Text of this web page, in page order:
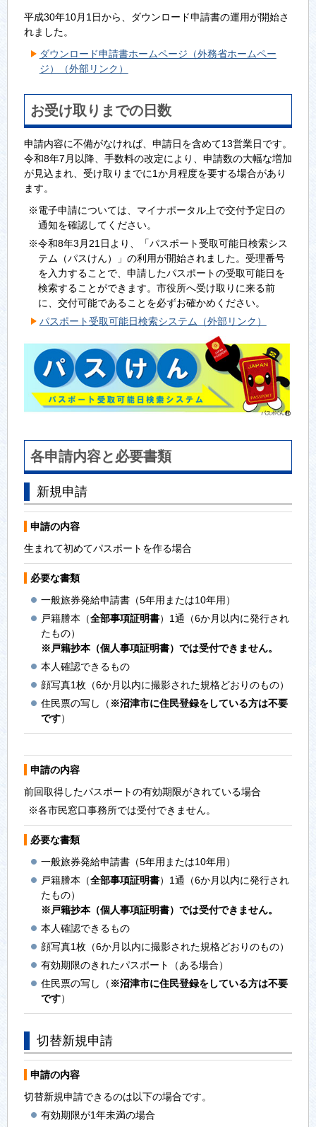
平成30年10月1日から、ダウンロード申請書の運用が開始さ
れました。
ダウンロード申請書ホームページ（外務省ホームペー
ジ）（外部リンク）
お受け取りまでの日数
申請内容に不備がなければ、申請日を含めて13営業日です。
令和8年7月以降、手数料の改定により、申請数の大幅な増加
が見込まれ、受け取りまでに1か月程度を要する場合があり
ます。
※電子申請については、マイナポータル上で交付予定日の
通知を確認してください。
※令和8年3月21日より、「パスポート受取可能日検索シス
テム（パスけん）」の利用が開始されました。受理番号
を入力することで、申請したパスポートの受取可能日を
検索することができます。市役所へ受け取りに来る前
に、交付可能であることを必ずお確かめください。
パスポート受取可能日検索システム（外部リンク）
各申請内容と必要書類
新規申請
申請の内容
生まれて初めてパスポートを作る場合
必要な書類
一般旅券発給申請書（5年用または10年用）
戸籍謄本（全部事項証明書）1通（6か月以内に発行され
たもの）
※戸籍抄本（個人事項証明書）では受付できません。
本人確認できるもの
顔写真1枚（6か月以内に撮影された規格どおりのもの）
住民票の写し（ ※沼津市に住民登録をしている方は不要
です）
申請の内容
前回取得したパスポートの有効期限がきれている場合
※各市民窓口事務所では受付できません。
必要な書類
一般旅券発給申請書（5年用または10年用）
戸籍謄本（全部事項証明書）1通（6か月以内に発行され
たもの）
※戸籍抄本（個人事項証明書）では受付できません。
本人確認できるもの
顔写真1枚（6か月以内に撮影された規格どおりのもの）
有効期限のきれたパスポート（ある場合）
住民票の写し（ ※沼津市に住民登録をしている方は不要
です）
切替新規申請
申請の内容
切替新規申請できるのは以下の場合です。
有効期限が1年未満の場合